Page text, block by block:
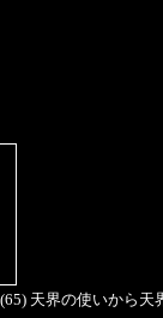
天界の使いから天